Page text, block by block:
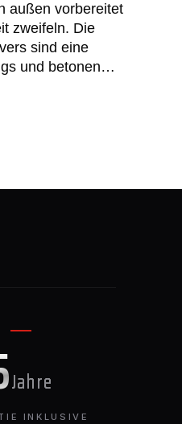
außen vorbereitet
zweifeln. Die
sind eine
und betonen
Jahre
INKLUSIVE